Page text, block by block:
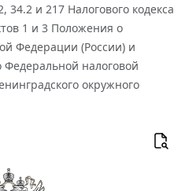
34.2 и 217 Налогового кодекса
1 и 3 Положения о
Федерации (России) и
налоговой
окружного